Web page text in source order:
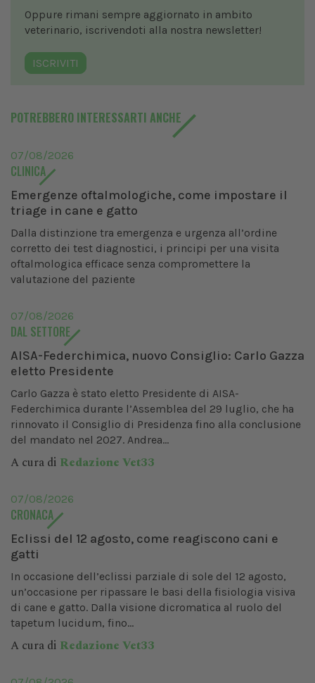
Oppure rimani sempre aggiornato in ambito
veterinario, iscrivendoti alla nostra newsletter!
ISCRIVITI
POTREBBERO INTERESSARTI ANCHE
07/08/2026
CLINICA
Emergenze oftalmologiche, come impostare il
triage in cane e gatto
Dalla distinzione tra emergenza e urgenza all’ordine
corretto dei test diagnostici, i principi per una visita
oftalmologica efficace senza compromettere la
valutazione del paziente
07/08/2026
DAL SETTORE
AISA-Federchimica, nuovo Consiglio: Carlo Gazza
eletto Presidente
Carlo Gazza è stato eletto Presidente di AISA-
Federchimica durante l’Assemblea del 29 luglio, che ha
rinnovato il Consiglio di Presidenza fino alla conclusione
del mandato nel 2027. Andrea...
A cura di Redazione Vet33
07/08/2026
CRONACA
Eclissi del 12 agosto, come reagiscono cani e
gatti
In occasione dell’eclissi parziale di sole del 12 agosto,
un’occasione per ripassare le basi della fisiologia visiva
di cane e gatto. Dalla visione dicromatica al ruolo del
tapetum lucidum, fino...
A cura di Redazione Vet33